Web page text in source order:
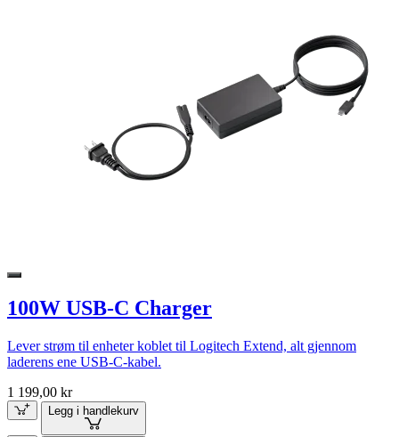
100W USB-C Charger
Lever strøm til enheter koblet til Logitech Extend, alt gjennom
laderens ene USB-C-kabel.
1 199,00 kr
Legg i handlekurv